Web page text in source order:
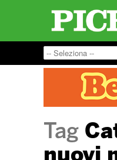
Tag
nuovi